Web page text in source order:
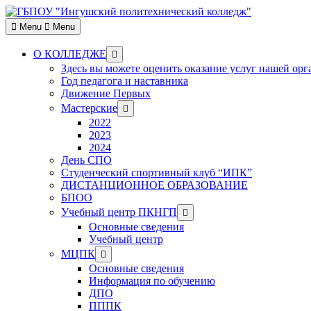
Skip
to
content
Menu Menu
О КОЛЛЕДЖЕ
Show
sub
menu
Здесь вы можете оценить оказание услуг нашей
Год педагога и наставника
Движение Первых
Мастерские Show
sub
2022
2023
2024
День СПО
Студенческий спортивный клуб “ИПК”
ДИСТАНЦИОННОЕ ОБРАЗОВАНИЕ
БПОО
Учебный центр ПКНГП
Show
sub
menu
Основные сведения
Учебный центр
МЦПК Show
sub
menu
Основные сведения
Информация по обучению
ДПО
ПППК